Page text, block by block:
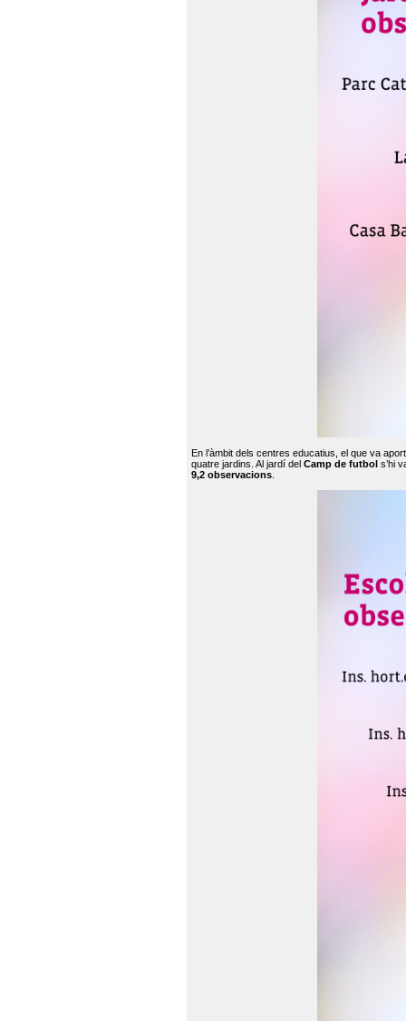
En l’àmbit dels centres educatius, el que va
quatre jardins. Al jardí del Camp de futbol s’hi
9,2 observacions